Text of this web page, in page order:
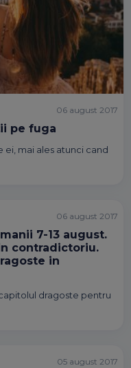
pe fuga
mai ales atunci cand
06 august 2017
7-13 august.
contradictoriu.
in
dragoste pentru
06 august 2017
05 august 2017